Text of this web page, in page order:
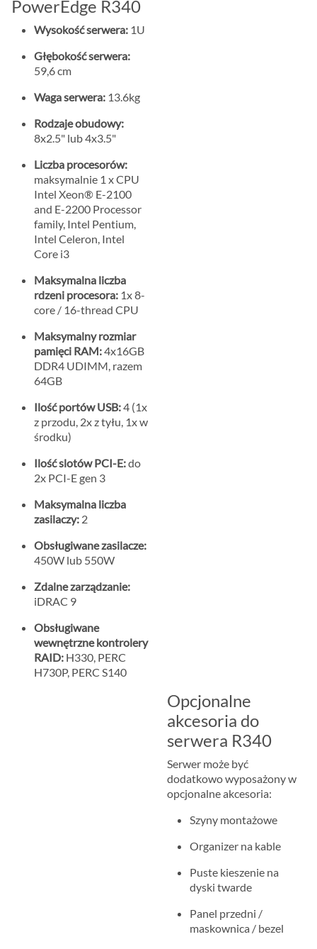
PowerEdge R340
Wysokość serwera: 1U
Głębokość serwera:
59,6 cm
Waga serwera: 13.6kg
Rodzaje obudowy:
8x2.5" lub 4x3.5"
Liczba procesorów:
maksymalnie 1 x CPU
Intel Xeon® E-2100
and E-2200 Processor
family, Intel Pentium,
Intel Celeron, Intel
Core i3
Maksymalna liczba
rdzeni procesora: 1x 8-
core / 16-thread CPU
Maksymalny rozmiar
pamięci RAM:4x16GB
DDR4 UDIMM, razem
64GB
Ilość portów USB:4 (1x
z przodu, 2x z tyłu, 1x w
środku)
Ilość slotów PCI-E:do
2x PCI-E gen 3
Maksymalna liczba
zasilaczy: 2
Obsługiwane zasilacze:
450W lub 550W
Zdalne zarządzanie:
iDRAC 9
Obsługiwane
wewnętrzne kontrolery
RAID: H330, PERC
H730P, PERC S140
Opcjonalne
akcesoria do
serwera R340
Serwer może być
dodatkowo wyposażony w
opcjonalne akcesoria:
Szyny montażowe
Organizer na kable
Puste kieszenie na
dyski twarde
Panel przedni /
maskownica / bezel